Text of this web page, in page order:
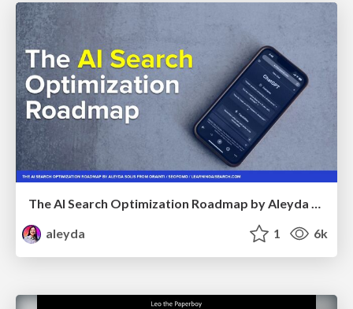
The AI Search Optimization Roadmap by Aleyda Solis
aleyda
1 6k